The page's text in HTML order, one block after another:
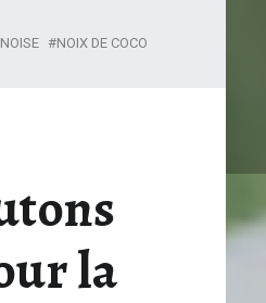
la
NOIX DE COCO